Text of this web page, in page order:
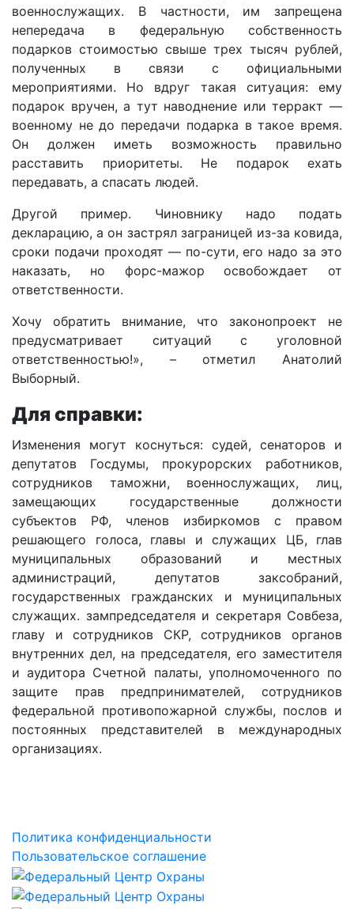
военнослужащих. В частности, им запрещена
непередача в федеральную собственность
подарков стоимостью свыше трех тысяч рублей,
полученных в связи с официальными
мероприятиями. Но вдруг такая ситуация: ему
подарок вручен, а тут наводнение или терракт —
военному не до передачи подарка в такое время.
Он должен иметь возможность правильно
расставить приоритеты. Не подарок ехать
передавать, а спасать людей.
Другой пример. Чиновнику надо подать
декларацию, а он застрял заграницей из-за ковида,
сроки подачи проходят — по-сути, его надо за это
наказать, но форс-мажор освобождает от
ответственности.
Хочу обратить внимание, что законопроект не
предусматривает ситуаций с уголовной
ответственностью!», – отметил Анатолий
Выборный.
Для справки:
Изменения могут коснуться: судей, сенаторов и
депутатов Госдумы, прокурорских работников,
сотрудников таможни, военнослужащих, лиц,
замещающих государственные должности
субъектов РФ, членов избиркомов с правом
решающего голоса, главы и служащих ЦБ, глав
муниципальных образований и местных
администраций, депутатов заксобраний,
государственных гражданских и муниципальных
служащих. зампредседателя и секретаря Совбеза,
главу и сотрудников СКР, сотрудников органов
внутренних дел, на председателя, его заместителя
и аудитора Счетной палаты, уполномоченного по
защите прав предпринимателей, сотрудников
федеральной противопожарной службы, послов и
постоянных представителей в международных
организациях.
Политика конфиденциальности
Пользовательское соглашение